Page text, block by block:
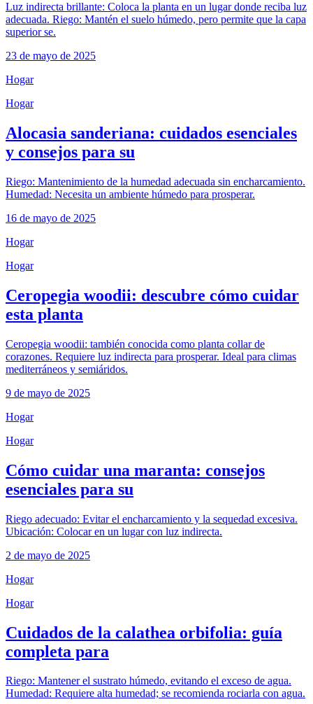
Luz indirecta brillante: Coloca la planta en un lugar donde reciba luz
adecuada. Riego: Mantén el suelo húmedo, pero permite que la capa
superior se.
23 de mayo de 2025
Hogar
Hogar
Alocasia sanderiana: cuidados esenciales
y consejos para su
Riego: Mantenimiento de la humedad adecuada sin encharcamiento.
Humedad: Necesita un ambiente húmedo para prosperar.
16 de mayo de 2025
Hogar
Hogar
Ceropegia woodii: descubre cómo cuidar
esta planta
Ceropegia woodii: también conocida como planta collar de
corazones. Requiere luz indirecta para prosperar. Ideal para climas
mediterráneos y semiáridos.
9 de mayo de 2025
Hogar
Hogar
Cómo cuidar una maranta: consejos
esenciales para su
Riego adecuado: Evitar el encharcamiento y la sequedad excesiva.
Ubicación: Colocar en un lugar con luz indirecta.
2 de mayo de 2025
Hogar
Hogar
Cuidados de la calathea orbifolia: guía
completa para
Riego: Mantener el sustrato húmedo, evitando el exceso de agua.
Humedad: Requiere alta humedad; se recomienda rociarla con agua.